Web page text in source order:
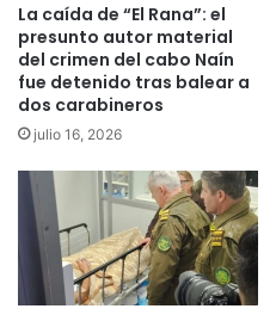
e
n
a
l
e
n
La caída de “El Rana”: el
presunto autor material
del crimen del cabo Naín
fue detenido tras balear a
dos carabineros
julio 16, 2026